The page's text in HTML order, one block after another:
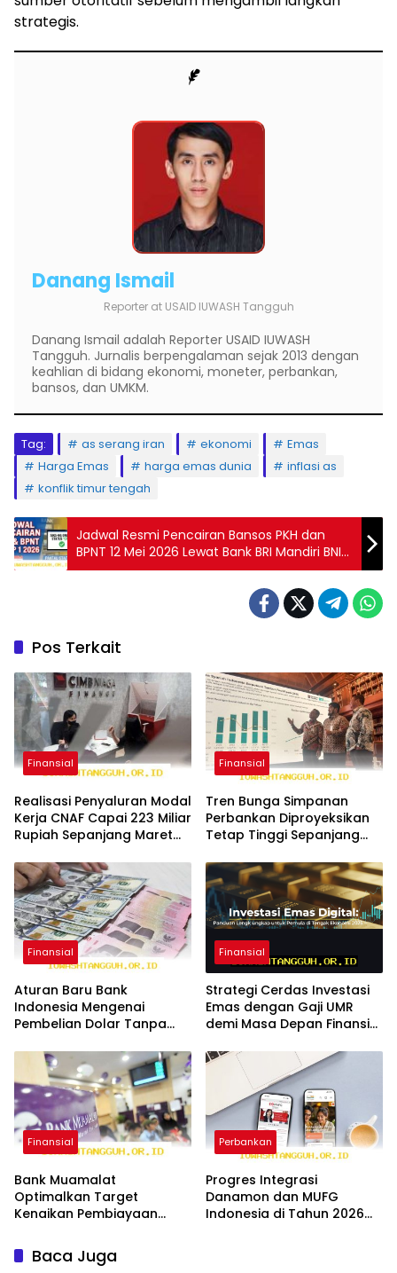
strategis.
Danang Ismail
Reporter at USAID IUWASH Tangguh
Danang Ismail adalah Reporter USAID IUWASH
Tangguh. Jurnalis berpengalaman sejak 2013 dengan
keahlian di bidang ekonomi, moneter, perbankan,
bansos, dan UMKM.
Tag: as serang iran ekonomi
Emas
Harga Emas
harga emas dunia
inflasi as
konflik timur tengah
Jadwal Resmi Pencairan Bansos PKH dan
BPNT 12 Mei 2026 Lewat Bank BRI Mandiri BNI
BSI
Pos Terkait
Finansial
Realisasi Penyaluran Modal
Kerja CNAF Capai 223 Miliar
Rupiah Sepanjang Maret
Finansial
Tren Bunga Simpanan
Perbankan Diproyeksikan
Tetap Tinggi Sepanjang
Finansial
Aturan Baru Bank
Indonesia Mengenai
Pembelian Dolar Tanpa
Finansial
Strategi Cerdas Investasi
Emas dengan Gaji UMR
demi Masa Depan Finansial
Finansial
Bank Muamalat
Optimalkan Target
Kenaikan Pembiayaan
Persen 2026
Perbankan
Progres Integrasi
Danamon dan MUFG
Indonesia di Tahun 2026
Baca Juga